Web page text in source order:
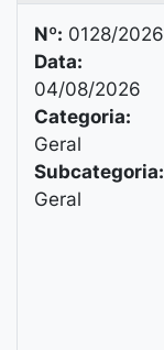
Nº: 0128/2026
Data:
04/08/2026
Categoria:
Geral
Subcategoria:
Geral